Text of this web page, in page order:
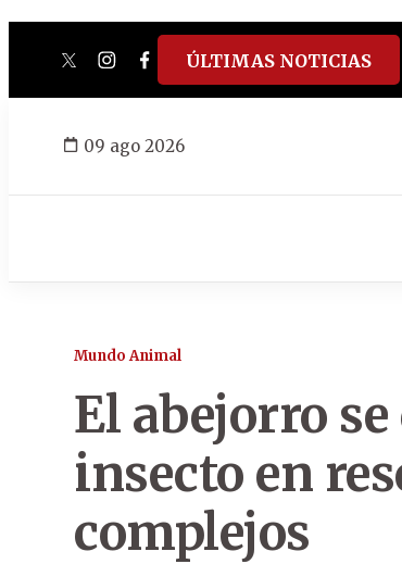
twitterinstagram
facebook
tiktokyoutube
spotify
ÚLTIMAS NOTICIAS
09 ago 2026
Mundo Animal
El abejorro
insecto en
complejos